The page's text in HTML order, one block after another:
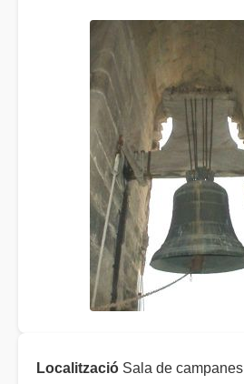
Localització Sala de campanes